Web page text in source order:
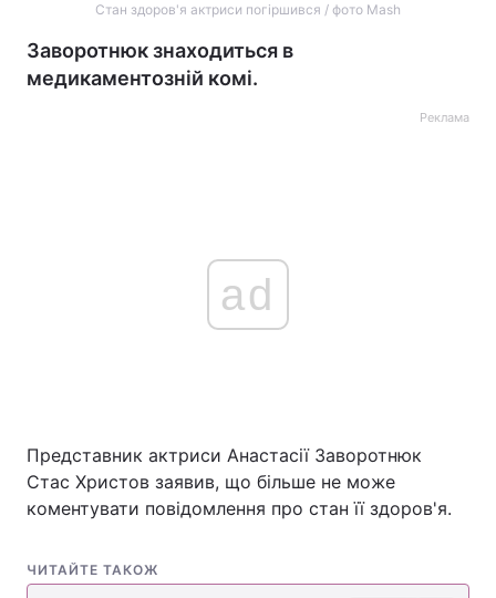
Стан здоров'я актриси погіршився / фото Mash
Заворотнюк знаходиться в
медикаментозній комі.
Реклама
ad
Представник актриси Анастасії Заворотнюк
Стас Христов заявив, що більше не може
коментувати повідомлення про стан її здоров'я.
ЧИТАЙТЕ ТАКОЖ